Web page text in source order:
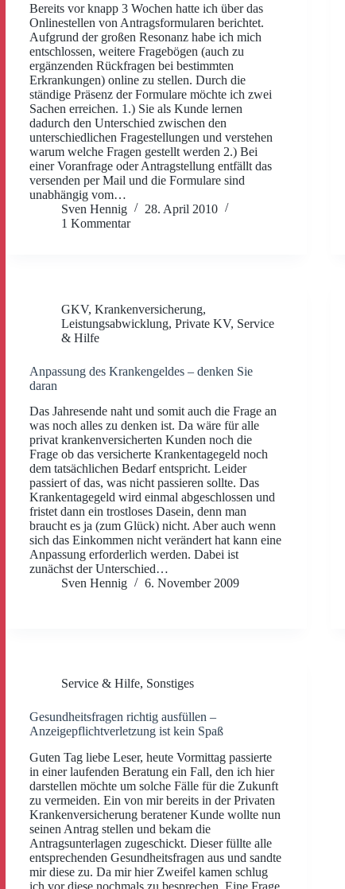
Bereits vor knapp 3 Wochen hatte ich über das
Onlinestellen von Antragsformularen berichtet.
Aufgrund der großen Resonanz habe ich mich
entschlossen, weitere Fragebögen (auch zu
ergänzenden Rückfragen bei bestimmten
Erkrankungen) online zu stellen. Durch die
ständige Präsenz der Formulare möchte ich zwei
Sachen erreichen. 1.) Sie als Kunde lernen
dadurch den Unterschied zwischen den
unterschiedlichen Fragestellungen und verstehen
warum welche Fragen gestellt werden 2.) Bei
einer Voranfrage oder Antragstellung entfällt das
versenden per Mail und die Formulare sind
unabhängig vom…
Sven Hennig
28. April 2010
1 Kommentar
GKV, Krankenversicherung,
Leistungsabwicklung, Private KV, Service
& Hilfe
Anpassung des Krankengeldes – denken Sie
daran
Das Jahresende naht und somit auch die Frage an
was noch alles zu denken ist. Da wäre für alle
privat krankenversicherten Kunden noch die
Frage ob das versicherte Krankentagegeld noch
dem tatsächlichen Bedarf entspricht. Leider
passiert of das, was nicht passieren sollte. Das
Krankentagegeld wird einmal abgeschlossen und
fristet dann ein trostloses Dasein, denn man
braucht es ja (zum Glück) nicht. Aber auch wenn
sich das Einkommen nicht verändert hat kann eine
Anpassung erforderlich werden. Dabei ist
zunächst der Unterschied…
Sven Hennig
6. November 2009
Service & Hilfe, Sonstiges
Gesundheitsfragen richtig ausfüllen –
Anzeigepflichtverletzung ist kein Spaß
Guten Tag liebe Leser, heute Vormittag passierte
in einer laufenden Beratung ein Fall, den ich hier
darstellen möchte um solche Fälle für die Zukunft
zu vermeiden. Ein von mir bereits in der Privaten
Krankenversicherung beratener Kunde wollte nun
seinen Antrag stellen und bekam die
Antragsunterlagen zugeschickt. Dieser füllte alle
entsprechenden Gesundheitsfragen aus und sandte
mir diese zu. Da mir hier Zweifel kamen schlug